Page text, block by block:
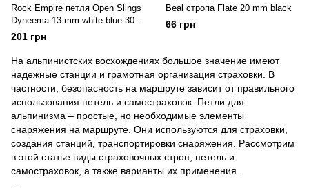
Rock Empire петля Open Slings
Dyneema 13 mm white-blue 30
см
201 грн
Beal стропа Flate 20 mm black
66 грн
На альпинистских восхождениях большое значение имеют
надежные станции и грамотная организация страховки. В
частности, безопасность на маршруте зависит от правильного
использования петель и самостраховок. Петли для
альпинизма – простые, но необходимые элементы
снаряжения на маршруте. Они используются для страховки,
создания станций, транспортировки снаряжения. Рассмотрим
в этой статье виды страховочных строп, петель и
самостраховок, а также варианты их применения.